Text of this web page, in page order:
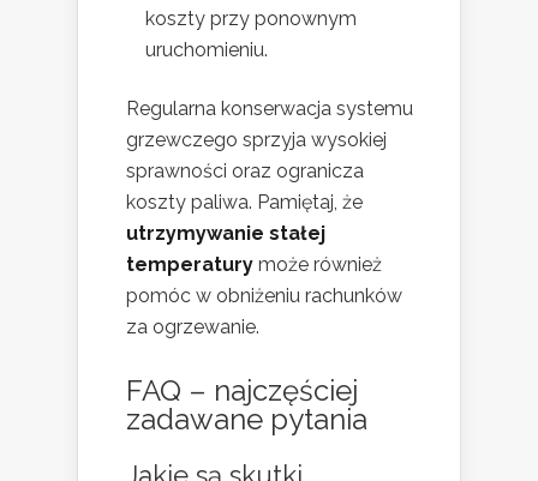
koszty przy ponownym
uruchomieniu.
Regularna konserwacja systemu
grzewczego sprzyja wysokiej
sprawności oraz ogranicza
koszty paliwa. Pamiętaj, że
utrzymywanie stałej
temperatury może również
pomóc w obniżeniu rachunków
za ogrzewanie.
FAQ – najczęściej
zadawane pytania